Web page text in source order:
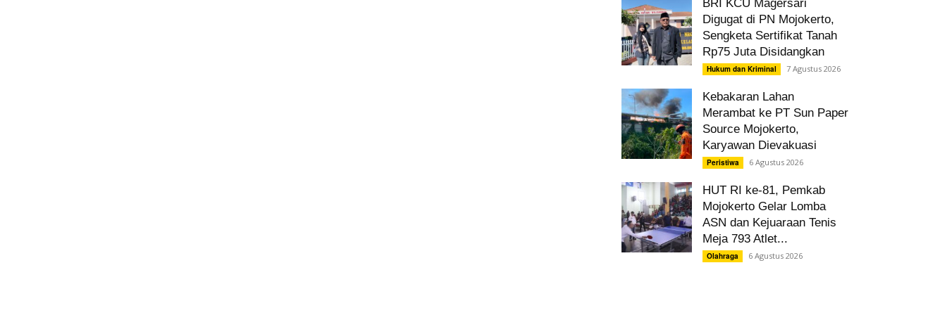
BRI KCU Magersari
Digugat di PN Mojokerto,
Sengketa Sertifikat Tanah
Rp75 Juta Disidangkan
Hukum dan Kriminal 7 Agustus 2026
Kebakaran Lahan
Merambat ke PT Sun Paper
Source Mojokerto,
Karyawan Dievakuasi
Peristiwa 6 Agustus 2026
HUT RI ke-81, Pemkab
Mojokerto Gelar Lomba
ASN dan Kejuaraan Tenis
Meja 793 Atlet...
Olahraga 6 Agustus 2026